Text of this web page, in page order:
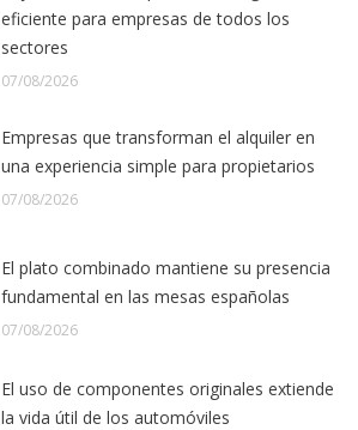
eficiente para empresas de todos los
sectores
07/08/2026
Empresas que transforman el alquiler en
una experiencia simple para propietarios
07/08/2026
El plato combinado mantiene su presencia
fundamental en las mesas españolas
07/08/2026
El uso de componentes originales extiende
la vida útil de los automóviles